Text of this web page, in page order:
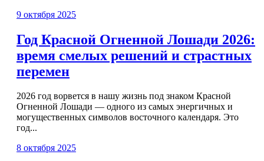
9 октября 2025
Год Красной Огненной Лошади 2026:
время смелых решений и страстных
перемен
2026 год ворвется в нашу жизнь под знаком Красной
Огненной Лошади — одного из самых энергичных и
могущественных символов восточного календаря. Это
год...
8 октября 2025